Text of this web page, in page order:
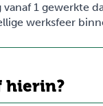
1 gewerkte
werksfeer
hierin?